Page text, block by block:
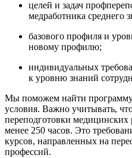
целей и задач
медработника среднего
базового профиля и
новому профилю;
индивидуальных
к уровню знаний
Мы поможем найти
условия. Важно учитывать,
переподготовки
менее 250 часов. Это
курсов, направленных на
профессий.